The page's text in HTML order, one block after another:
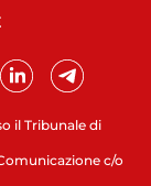
il Tribunale di
c/o